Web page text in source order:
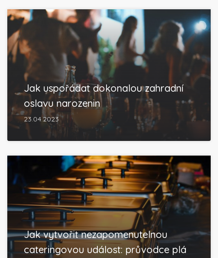
Jak uspořádat dokonalou zahradní
oslavu narozenin
23.04.2023
Jak vytvořit nezapomenutelnou
cateringovou událost: průvodce plá